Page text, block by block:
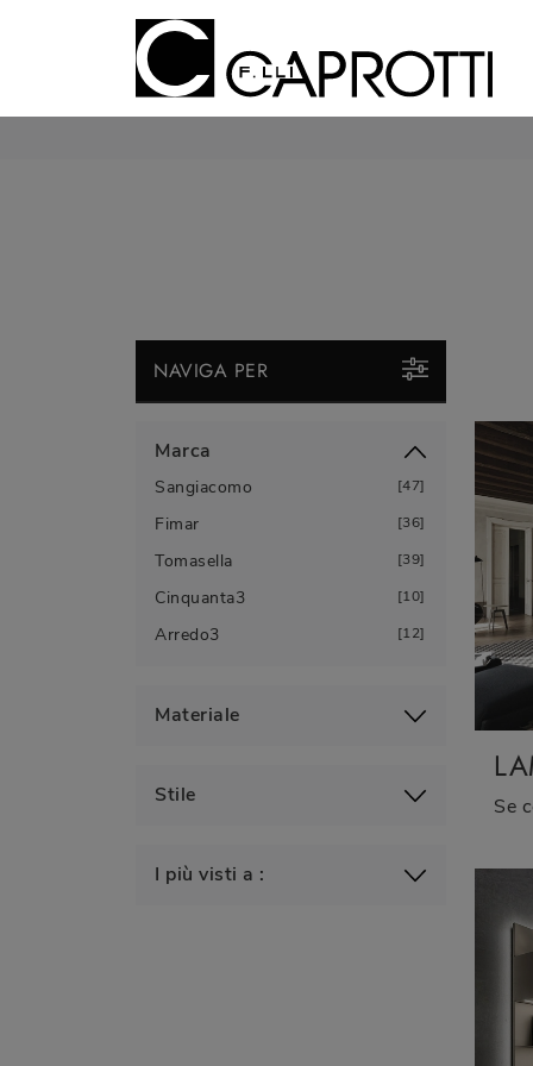
NAVIGA PER
Marca
Sangiacomo 47
Fimar 36
Tomasella 39
Cinquanta3 10
Arredo3 12
Materiale
Stile
I più visti a :